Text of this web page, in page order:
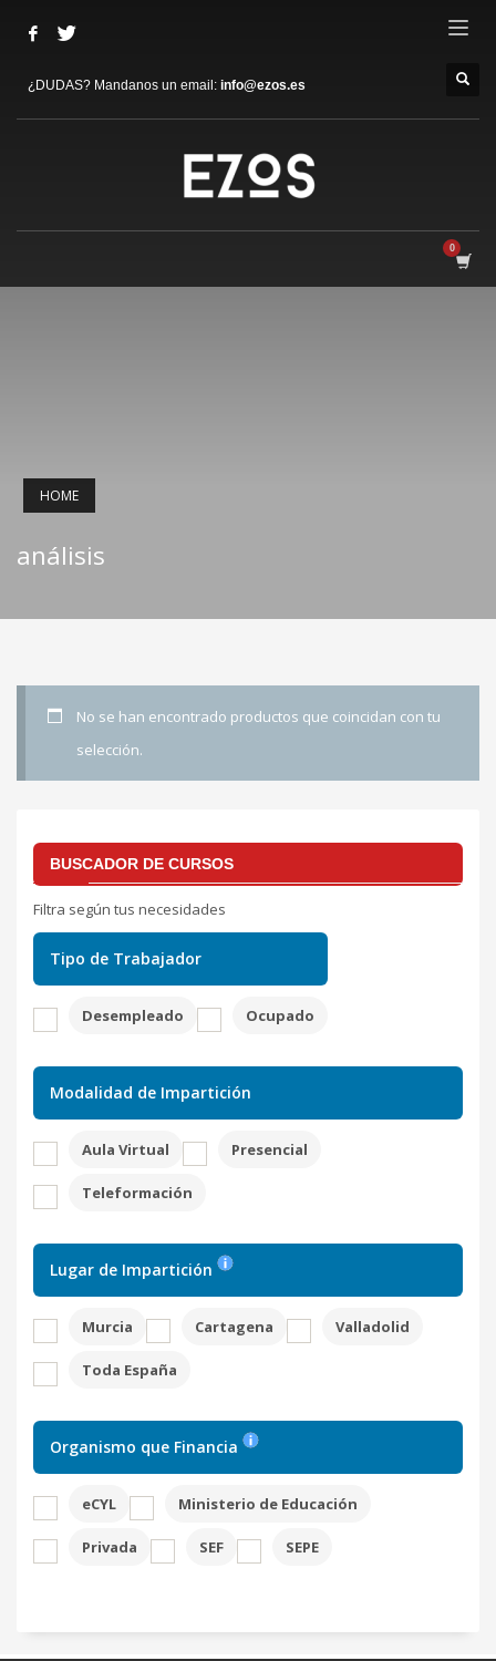
¿DUDAS? Mandanos un email: info@ezos.es
HOME
análisis
No se han encontrado productos que coincidan con tu
selección.
BUSCADOR DE CURSOS
Filtra según tus necesidades
Tipo de Trabajador
Desempleado Ocupado
Modalidad de Impartición
Aula Virtual Presencial
Teleformación
Lugar de Impartición
Murcia Cartagena Valladolid
Toda España
Organismo que Financia
eCYL Ministerio de Educación
Privada SEF SEPE